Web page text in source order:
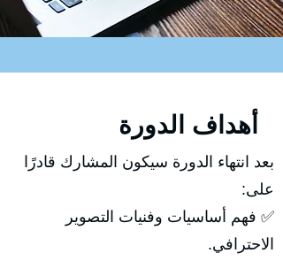
بعد انتهاء الدورة سيكون المشارك قادرًا
على:
✅ فهم أساسيات وفنيات التصوير
الاحترافي.